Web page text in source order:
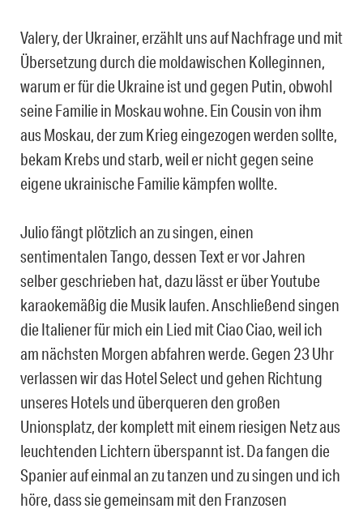
Valery, der Ukrainer, erzählt uns auf Nachfrage und mit
Übersetzung durch die moldawischen Kolleginnen,
warum er für die Ukraine ist und gegen Putin, obwohl
seine Familie in Moskau wohne. Ein Cousin von ihm
aus Moskau, der zum Krieg eingezogen werden sollte,
bekam Krebs und starb, weil er nicht gegen seine
eigene ukrainische Familie kämpfen wollte.
Julio fängt plötzlich an zu singen, einen
sentimentalen Tango, dessen Text er vor Jahren
selber geschrieben hat, dazu lässt er über Youtube
karaokemäßig die Musik laufen. Anschließend singen
die Italiener für mich ein Lied mit Ciao Ciao, weil ich
am nächsten Morgen abfahren werde. Gegen 23 Uhr
verlassen wir das Hotel Select und gehen Richtung
unseres Hotels und überqueren den großen
Unionsplatz, der komplett mit einem riesigen Netz aus
leuchtenden Lichtern überspannt ist. Da fangen die
Spanier auf einmal an zu tanzen und zu singen und ich
höre, dass sie gemeinsam mit den Franzosen